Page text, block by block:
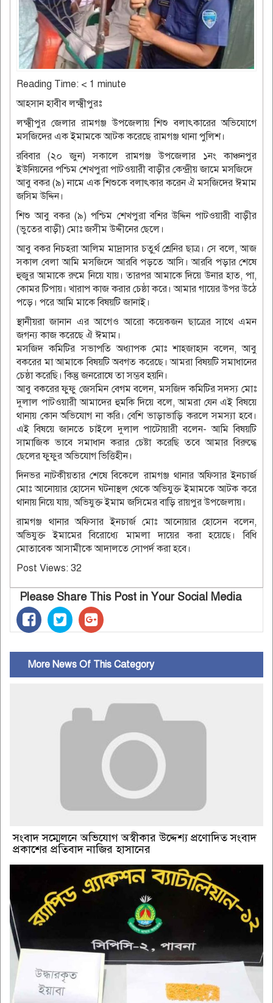
Reading Time: < 1 minute
আহসান হাবীব লক্ষ্মীপুরঃ
লক্ষ্মীপুর জেলার রামগঞ্জ উপজেলায় শিশু বলাৎকারের অভিযোগে
মসজিদের এক ইমামকে আটক করেছে রামগঞ্জ থানা পুলিশ।
রবিবার (২০ জুন) সকালে রামগঞ্জ উপজেলার ১নং কাঞ্চনপুর
ইউনিয়নের পশ্চিম শেখপুরা পাটওয়ারী বাড়ীর কেন্দ্রীয় জামে মসজিদে
আবু বকর (৯) নামে এক শিশুকে বলাৎকার করেন ঐ মসজিদের ঈমাম
জসিম উদ্দিন।
শিশু আবু বকর (৯) পশ্চিম শেখপুরা বশির উদ্দিন পাটওয়ারী বাড়ীর
(ভুতের বাড়ী) মোঃ জসীম উদ্দীনের ছেলে।
আবু বকর নিচহরা আলিম মাদ্রাসার চতু্র্থ শ্রেনির ছাত্র। সে বলে, আজ
সকাল বেলা আমি মসজিদে আরবি পড়তে আসি। আরবি পড়ার শেষে
হুজুর আমাকে রুমে নিয়ে যায়। তারপর আমাকে দিয়ে উনার হাত, পা,
কোমর টিপায়। খারাপ কাজ করার চেষ্ঠা করে। আমার গায়ের উপর উঠে
পড়ে। পরে আমি মাকে বিষয়টি জানাই।
স্থানীয়রা জানান এর আগেও আরো কয়েকজন ছাত্রের সাথে এমন
জগন্য কাজ করেছে ঐ ঈমাম।
মসজিদ কমিটির সভাপতি অধ্যাপক মোঃ শাহজাহান বলেন, আবু
বকরের মা আমাকে বিষয়টি অবগত করেছে। আমরা বিষয়টি সমাধানের
চেষ্ঠা করেছি। কিন্তু জনরোষে তা সম্ভব হয়নি।
আবু বকরের ফুফু জেসমিন বেগম বলেন, মসজিদ কমিটির সদস্য মোঃ
দুলাল পাটওয়ারী আমাদের হুমকি দিয়ে বলে, আমরা যেন এই বিষয়ে
থানায় কোন অভিযোগ না করি। বেশি ভাড়াভাড়ি করলে সমস্যা হবে।
এই বিষয়ে জানতে চাইলে দুলাল পাটোয়ারী বলেন- আমি বিষয়টি
সামাজিক ভাবে সমাধান করার চেষ্টা করেছি তবে আমার বিরুদ্ধে
ছেলের ফুফুর অভিযোগ ভিত্তিহীন।
দিনভর নাটকীয়তার শেষে বিকেলে রামগঞ্জ থানার অফিসার ইনচার্জ
মোঃ আনোয়ার হোসেন ঘটনাস্থল থেকে অভিযুক্ত ইমামকে আটক করে
থানায় নিয়ে যায়, অভিযুক্ত ইমাম জসিমের বাড়ি রায়পুর উপজেলায়।
রামগঞ্জ থানার অফিসার ইনচার্জ মোঃ আনোয়ার হোসেন বলেন,
অভিযুক্ত ইমামের বিরোধ্যে মামলা দায়ের করা হয়েছে। বিধি
মোতাবেক আসামীকে আদালতে সোপর্দ করা হবে।
Post Views: 32
Please Share This Post in Your Social Media
More News Of This Category
সংবাদ সম্মেলনে অভিযোগ অস্বীকার উদ্দেশ্য প্রণোদিত সংবাদ
প্রকাশের প্রতিবাদ নাজির হাসানের